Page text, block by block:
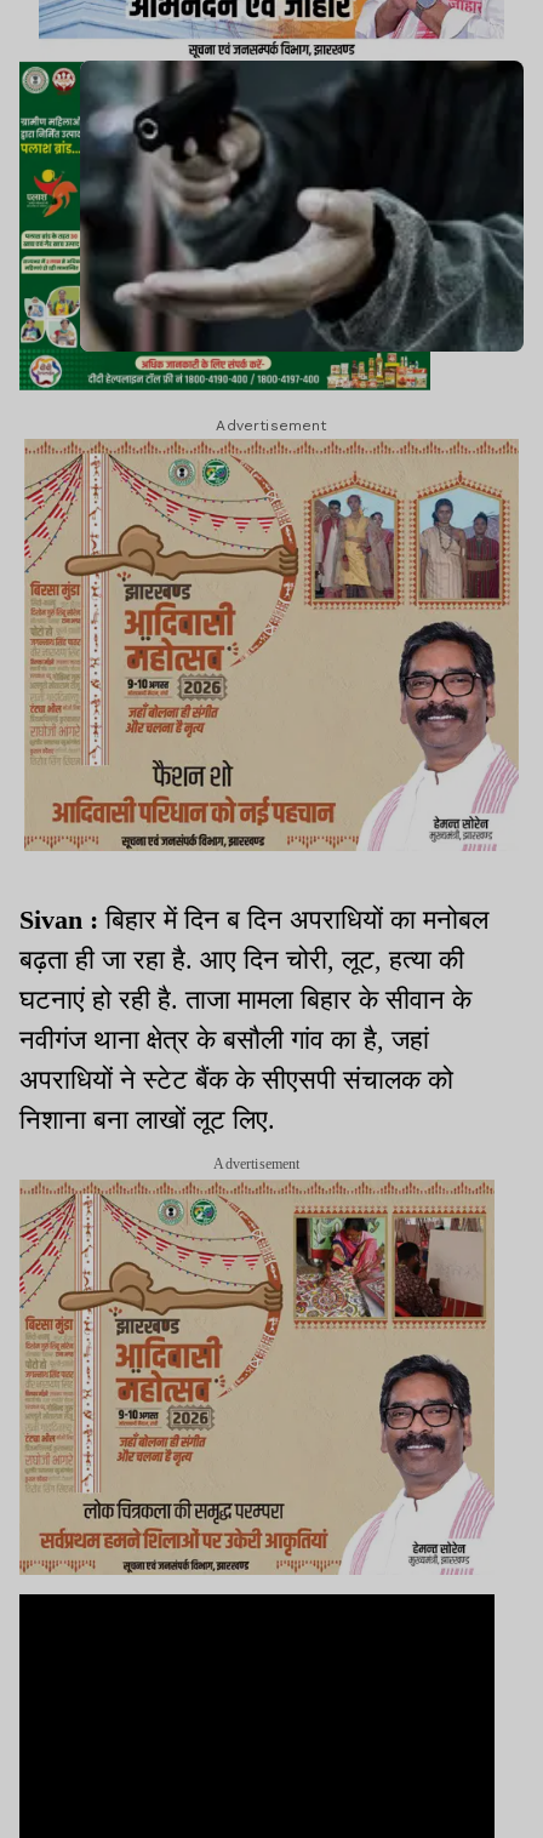
Advertisement
Sivan :बिहार में दिन ब दिन अपराधियों का मनोबल
बढ़ता ही जा रहा है. आए दिन चोरी, लूट, हत्या की
घटनाएं हो रही है. ताजा मामला बिहार के सीवान के
नवीगंज थाना क्षेत्र के बसौली गांव का है, जहां
अपराधियों ने स्टेट बैंक के सीएसपी संचालक को
निशाना बना लाखों लूट लिए.
Advertisement